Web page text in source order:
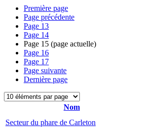
Première page
Page précédente
Page 13
Page 14
Page 15 (page actuelle)
Page 16
Page 17
Page suivante
Dernière page
Nom
Secteur du phare de Carleton